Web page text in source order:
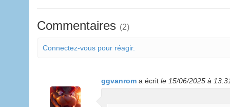
Commentaires (2)
Connectez-vous pour réagir.
ggvanrom a écrit le 15/06/2025 à